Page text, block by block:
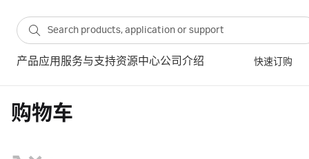
产品应用 服务与支持资源中心公司介绍 快速订购
购物车